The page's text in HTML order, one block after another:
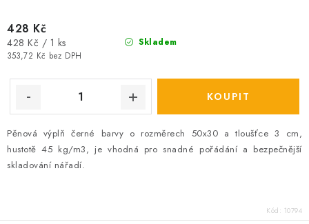
Skladem
353,72 Kč bez DPH
428 Kč
Měrná
cena:
428 Kč / 1 ks
Pěnová výplň černé barvy o rozměrech 50x30 a tloušťce 3 cm,
hustotě 45 kg/m3, je vhodná pro snadné pořádání a bezpečnější
skladování nářadí.
Kód: 10794